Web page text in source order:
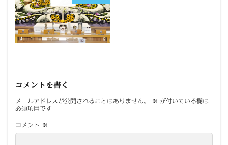
コメントを書く
メールアドレスが公開されることはありません。 ※ が付いている欄は
必須項目です
コメント ※